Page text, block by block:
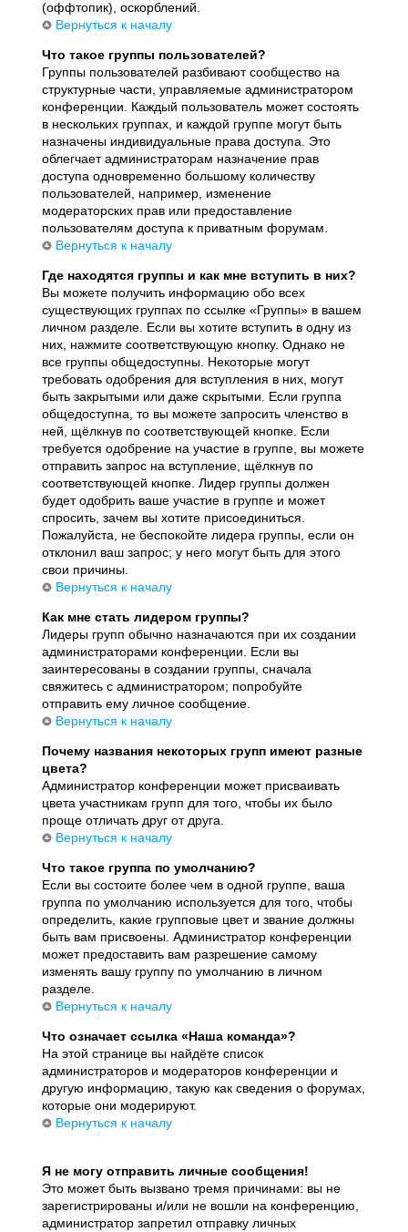
(оффтопик), оскорблений.
Вернуться к началу
Что такое группы пользователей?
Группы пользователей разбивают сообщество на
структурные части, управляемые администратором
конференции. Каждый пользователь может состоять
в нескольких группах, и каждой группе могут быть
назначены индивидуальные права доступа. Это
облегчает администраторам назначение прав
доступа одновременно большому количеству
пользователей, например, изменение
модераторских прав или предоставление
пользователям доступа к приватным форумам.
Вернуться к началу
Где находятся группы и как мне вступить в них?
Вы можете получить информацию обо всех
существующих группах по ссылке «Группы» в вашем
личном разделе. Если вы хотите вступить в одну из
них, нажмите соответствующую кнопку. Однако не
все группы общедоступны. Некоторые могут
требовать одобрения для вступления в них, могут
быть закрытыми или даже скрытыми. Если группа
общедоступна, то вы можете запросить членство в
ней, щёлкнув по соответствующей кнопке. Если
требуется одобрение на участие в группе, вы можете
отправить запрос на вступление, щёлкнув по
соответствующей кнопке. Лидер группы должен
будет одобрить ваше участие в группе и может
спросить, зачем вы хотите присоединиться.
Пожалуйста, не беспокойте лидера группы, если он
отклонил ваш запрос; у него могут быть для этого
свои причины.
Вернуться к началу
Как мне стать лидером группы?
Лидеры групп обычно назначаются при их создании
администраторами конференции. Если вы
заинтересованы в создании группы, сначала
свяжитесь с администратором; попробуйте
отправить ему личное сообщение.
Вернуться к началу
Почему названия некоторых групп имеют разные
цвета?
Администратор конференции может присваивать
цвета участникам групп для того, чтобы их было
проще отличать друг от друга.
Вернуться к началу
Что такое группа по умолчанию?
Если вы состоите более чем в одной группе, ваша
группа по умолчанию используется для того, чтобы
определить, какие групповые цвет и звание должны
быть вам присвоены. Администратор конференции
может предоставить вам разрешение самому
изменять вашу группу по умолчанию в личном
разделе.
Вернуться к началу
Что означает ссылка «Наша команда»?
На этой странице вы найдёте список
администраторов и модераторов конференции и
другую информацию, такую как сведения о форумах,
которые они модерируют.
Вернуться к началу
Я не могу отправить личные сообщения!
Это может быть вызвано тремя причинами: вы не
зарегистрированы и/или не вошли на конференцию,
администратор запретил отправку личных